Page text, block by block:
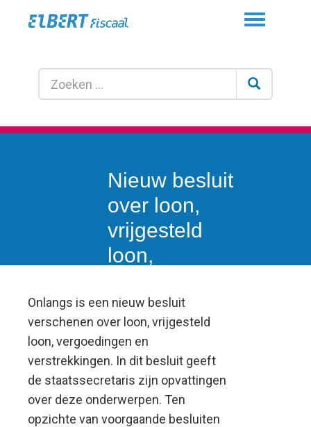
Toggle
Nieuw besluit
over loon,
vrijgesteld
loon,
en
verstrekkingen
Onlangs is een nieuw besluit
verschenen over loon, vrijgesteld
loon, vergoedingen en
verstrekkingen. In dit besluit geeft
de staatssecretaris zijn opvattingen
over deze onderwerpen. Ten
opzichte van voorgaande besluiten